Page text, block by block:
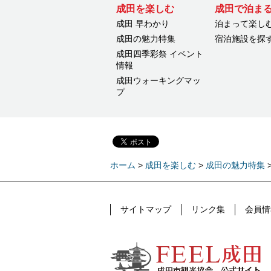
成田を楽しむ
成田 早わかり
成田の魅力特集
成田四季彩祭 イベント
情報
成田ウォーキングマッ
プ
成田で泊ま
泊まって楽し
宿泊施設を探
ホーム > 成田を楽しむ > 成田の魅力特集
サイトマップ リンク集 会員
FEEL成田 成田市公式観光情報